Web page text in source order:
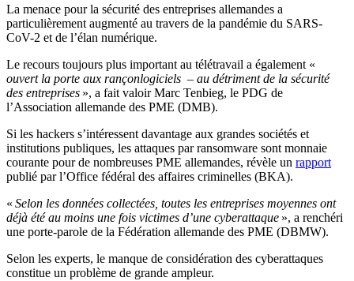
La menace pour la sécurité des entreprises allemandes a
particulièrement augmenté au travers de la pandémie du SARS-
CoV-2 et de l’élan numérique.
Le recours toujours plus important au télétravail a également «
ouvert la porte aux rançonlogiciels – au détriment de la sécurité
des entreprises », a fait valoir Marc Tenbieg, le PDG de
l’Association allemande des PME (DMB).
Si les hackers s’intéressent davantage aux grandes sociétés et
institutions publiques, les attaques par ransomware sont monnaie
courante pour de nombreuses PME allemandes, révèle un rapport
publié par l’Office fédéral des affaires criminelles (BKA).
« Selon les données collectées, toutes les entreprises moyennes ont
déjà été au moins une fois victimes d’une cyberattaque », a renchéri
une porte-parole de la Fédération allemande des PME (DBMW).
Selon les experts, le manque de considération des cyberattaques
constitue un problème de grande ampleur.